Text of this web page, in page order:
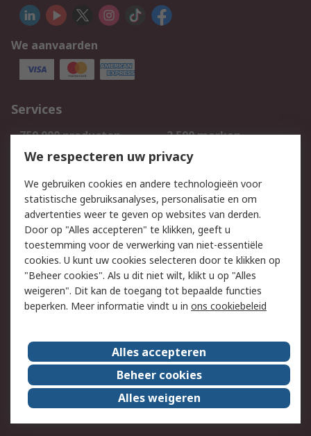
We aanvaarden
Services
750.000 producten
2.500 merken
Bestellen
Inkoopoplossingen
Track & Trace
Wettelijk
Cookiebeleid
Email veiligheid
Privacybeleid
Websitevoorwaarden
Algemene
verkoopvoorwaarden
Over RS
RS Group
Over ons
RS wereldwijd
Werken bij RS
ESG
We respecteren uw privacy
We gebruiken cookies en andere technologieën voor
statistische gebruiksanalyses, personalisatie en om
advertenties weer te geven op websites van derden.
Door op "Alles accepteren" te klikken, geeft u
toestemming voor de verwerking van niet-essentiële
cookies. U kunt uw cookies selecteren door te klikken op
"Beheer cookies". Als u dit niet wilt, klikt u op "Alles
weigeren". Dit kan de toegang tot bepaalde functies
beperken. Meer informatie vindt u in ons cookiebeleid
Alles accepteren
Beheer cookies
Alles weigeren